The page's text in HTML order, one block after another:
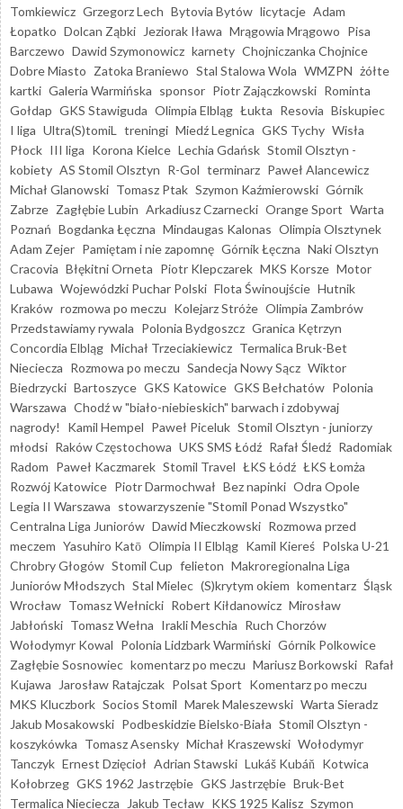
Tomkiewicz Grzegorz Lech Bytovia Bytów licytacje Adam
Łopatko Dolcan Ząbki Jeziorak Iława Mrągowia Mrągowo Pisa
Barczewo Dawid Szymonowicz karnety Chojniczanka Chojnice
Dobre Miasto Zatoka Braniewo Stal Stalowa Wola WMZPN żółte
kartki Galeria Warmińska sponsor Piotr Zajączkowski Rominta
Gołdap GKS Stawiguda Olimpia Elbląg Łukta Resovia Biskupiec
I liga Ultra(S)tomiL treningi Miedź Legnica GKS Tychy Wisła
Płock III liga Korona Kielce Lechia Gdańsk Stomil Olsztyn -
kobiety AS Stomil Olsztyn R-Gol terminarz Paweł Alancewicz
Michał Glanowski Tomasz Ptak Szymon Kaźmierowski Górnik
Zabrze Zagłębie Lubin Arkadiusz Czarnecki Orange Sport Warta
Poznań Bogdanka Łęczna Mindaugas Kalonas Olimpia Olsztynek
Adam Zejer Pamiętam i nie zapomnę Górnik Łęczna Naki Olsztyn
Cracovia Błękitni Orneta Piotr Klepczarek MKS Korsze Motor
Lubawa Wojewódzki Puchar Polski Flota Świnoujście Hutnik
Kraków rozmowa po meczu Kolejarz Stróże Olimpia Zambrów
Przedstawiamy rywala Polonia Bydgoszcz Granica Kętrzyn
Concordia Elbląg Michał Trzeciakiewicz Termalica Bruk-Bet
Nieciecza Rozmowa po meczu Sandecja Nowy Sącz Wiktor
Biedrzycki Bartoszyce GKS Katowice GKS Bełchatów Polonia
Warszawa Chodź w "biało-niebieskich" barwach i zdobywaj
nagrody!
Kamil Hempel Paweł Piceluk Stomil Olsztyn - juniorzy
młodsi Raków Częstochowa UKS SMS Łódź Rafał Śledź Radomiak
Radom Paweł Kaczmarek Stomil Travel ŁKS Łódź ŁKS Łomża
Rozwój Katowice Piotr Darmochwał Bez napinki Odra Opole
Legia II Warszawa stowarzyszenie "Stomil Ponad Wszystko"
Centralna Liga Juniorów Dawid Mieczkowski Rozmowa przed
meczem Yasuhiro Katō Olimpia II Elbląg Kamil Kiereś Polska U-21
Chrobry Głogów Stomil Cup felieton Makroregionalna Liga
Juniorów Młodszych Stal Mielec (S)krytym okiem komentarz Śląsk
Wrocław Tomasz Wełnicki Robert Kiłdanowicz Mirosław
Jabłoński Tomasz Wełna Irakli Meschia Ruch Chorzów
Wołodymyr Kowal Polonia Lidzbark Warmiński Górnik Polkowice
Zagłębie Sosnowiec komentarz po meczu Mariusz Borkowski Rafał
Kujawa
Jarosław Ratajczak Polsat Sport Komentarz po meczu
MKS Kluczbork Socios Stomil Marek Maleszewski Warta Sieradz
Jakub Mosakowski Podbeskidzie Bielsko-Biała Stomil Olsztyn -
koszykówka Tomasz Asensky Michał Kraszewski Wołodymyr
Tanczyk Ernest Dzięcioł Adrian Stawski Lukáš Kubáň Kotwica
Kołobrzeg GKS 1962 Jastrzębie GKS Jastrzębie Bruk-Bet
Termalica Nieciecza
Jakub Tecław KKS 1925 Kalisz Szymon